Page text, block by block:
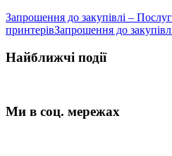
Запрошення до закупівлі –
принтерівЗапрошення до
Найближчі події
Ми в соц. мережах